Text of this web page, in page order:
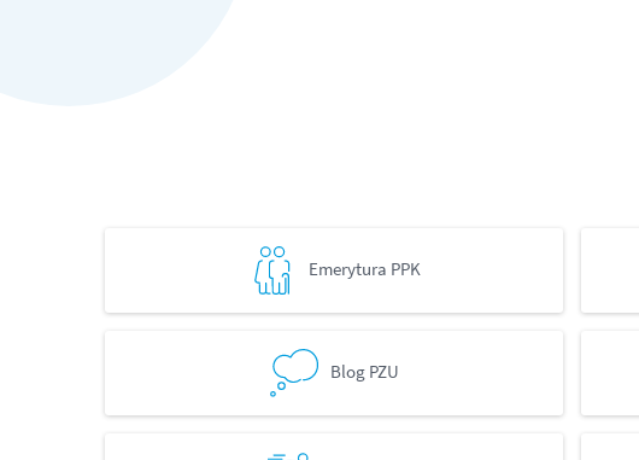
Emerytura PPK
Blog PZU